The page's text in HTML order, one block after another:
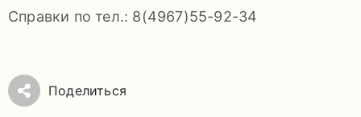
Справки по тел.: 8(4967)55-92-34
Поделиться